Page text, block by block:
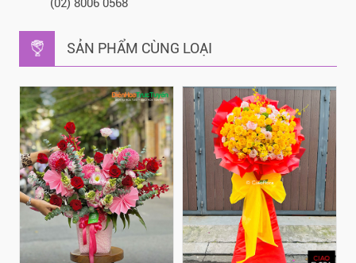
(02) 8006 0568
SẢN PHẨM CÙNG LOẠI